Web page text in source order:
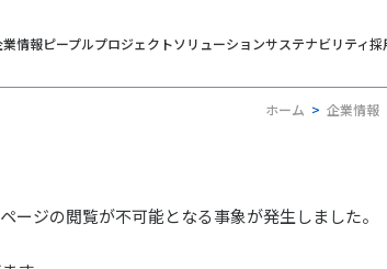
業情報ピープルプロジェクトソリューションサステナビリティ採
ホーム 企業情報
ージの閲覧が不可能となる事象が発生しました。